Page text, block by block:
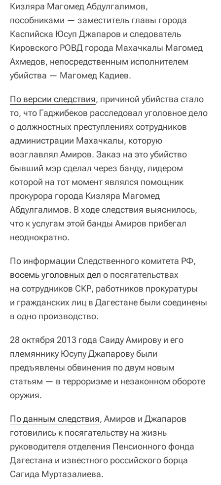
Кизляра Магомед Абдулгалимов,
пособниками — заместитель главы города
Каспийска Юсуп Джапаров и следователь
Кировского РОВД города Махачкалы Магомед
Ахмедов, непосредственным исполнителем
убийства — Магомед Кадиев.
По версии следствия, причиной убийства стало
то, что Гаджибеков расследовал уголовное дело
о должностных преступлениях сотрудников
администрации Махачкалы, которую
возглавлял Амиров. Заказ на это убийство
бывший мэр сделал через банду, лидером
которой на тот момент являлся помощник
прокурора города Кизляра Магомед
Абдулгалимов. В ходе следствия выяснилось,
что к услугам этой банды Амиров прибегал
неоднократно.
По информации Следственного комитета РФ,
восемь уголовных дел о посягательствах
на сотрудников СКР, работников прокуратуры
и гражданских лиц в Дагестане были соединены
в одно производство.
28 октября 2013 года Саиду Амирову и его
племяннику Юсупу Джапарову были
предъявлены обвинения по двум новым
статьям — в терроризме и незаконном обороте
оружия.
По данным следствия, Амиров и Джапаров
готовились к посягательству на жизнь
руководителя отделения Пенсионного фонда
Дагестана и известного российского борца
Сагида Муртазалиева.